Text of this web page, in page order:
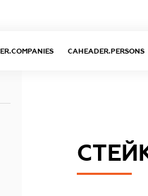
CAHEADER.PERSONS